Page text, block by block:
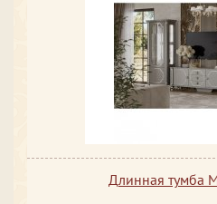
Длинная тумба